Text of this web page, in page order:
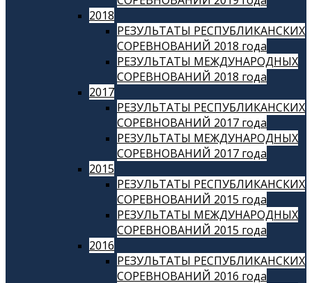
2018
РЕЗУЛЬТАТЫ РЕСПУБЛИКАНСКИХ
СОРЕВНОВАНИЙ 2018 года
РЕЗУЛЬТАТЫ МЕЖДУНАРОДНЫХ
СОРЕВНОВАНИЙ 2018 года
2017
РЕЗУЛЬТАТЫ РЕСПУБЛИКАНСКИХ
СОРЕВНОВАНИЙ 2017 года
РЕЗУЛЬТАТЫ МЕЖДУНАРОДНЫХ
СОРЕВНОВАНИЙ 2017 года
2015
РЕЗУЛЬТАТЫ РЕСПУБЛИКАНСКИХ
СОРЕВНОВАНИЙ 2015 года
РЕЗУЛЬТАТЫ МЕЖДУНАРОДНЫХ
СОРЕВНОВАНИЙ 2015 года
2016
РЕЗУЛЬТАТЫ РЕСПУБЛИКАНСКИХ
СОРЕВНОВАНИЙ 2016 года